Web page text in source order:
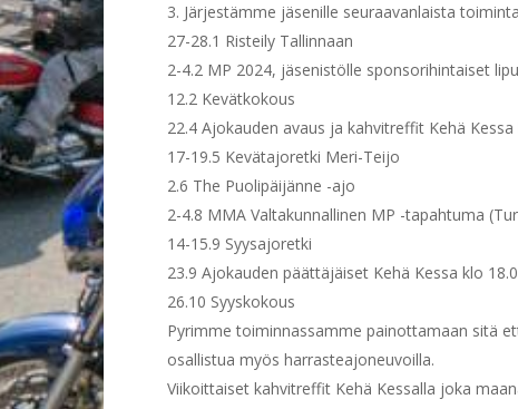
Järjestämme jäsenille seuraavanlaista
27-28.1 Risteily Tallinnaan
2-4.2 MP 2024, jäsenistölle sponsorihintaiset
12.2 Kevätkokous
22.4 Ajokauden avaus ja kahvitreffit Kehä Kessa
17-19.5 Kevätajoretki Meri-Teijo
2.6 The Puolipäijänne -ajo
2-4.8 MMA Valtakunnallinen MP -tapahtuma
14-15.9 Syysajoretki
23.9 Ajokauden päättäjäiset Kehä Kessa klo
26.10 Syyskokous
Pyrimme toiminnassamme painottamaan sitä
osallistua myös harrasteajoneuvoilla.
Viikoittaiset kahvitreffit Kehä Kessalla joka